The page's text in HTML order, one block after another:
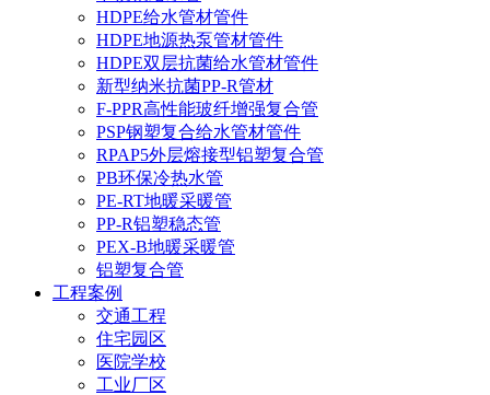
HDPE给水管材管件
HDPE地源热泵管材管件
HDPE双层抗菌给水管材管件
新型纳米抗菌PP-R管材
F-PPR高性能玻纤增强复合管
PSP钢塑复合给水管材管件
RPAP5外层熔接型铝塑复合管
PB环保冷热水管
PE-RT地暖采暖管
PP-R铝塑稳态管
PEX-B地暖采暖管
铝塑复合管
工程案例
交通工程
住宅园区
医院学校
工业厂区